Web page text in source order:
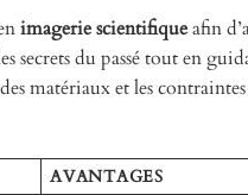
imagerie scientifiqueafin
du passé tout en
matériaux et les
AVANTAGES